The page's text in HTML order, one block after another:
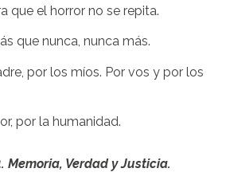
que el horror no se repita.
que nunca, nunca más.
por los míos. Por vos y por los
por la humanidad.
Memoria, Verdad y Justicia.